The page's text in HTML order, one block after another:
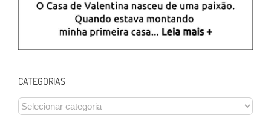
CATEGORIAS
CATEGORIAS